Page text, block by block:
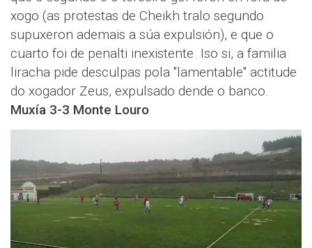
xogo (as protestas de Cheikh tralo segundo
supuxeron ademais a súa expulsión), e que o
cuarto foi de penalti inexistente. Iso si, a familia
liracha pide desculpas pola "lamentable" actitude
do xogador Zeus, expulsado dende o banco.
Muxía 3-3 Monte Louro